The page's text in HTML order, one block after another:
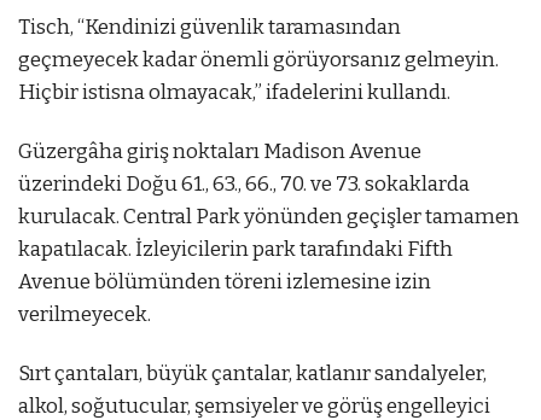
Tisch, “Kendinizi güvenlik taramasından
geçmeyecek kadar önemli görüyorsanız gelmeyin.
Hiçbir istisna olmayacak,” ifadelerini kullandı.
Güzergâha giriş noktaları Madison Avenue
üzerindeki Doğu 61., 63., 66., 70. ve 73. sokaklarda
kurulacak. Central Park yönünden geçişler tamamen
kapatılacak. İzleyicilerin park tarafındaki Fifth
Avenue bölümünden töreni izlemesine izin
verilmeyecek.
Sırt çantaları, büyük çantalar, katlanır sandalyeler,
alkol, soğutucular, şemsiyeler ve görüş engelleyici